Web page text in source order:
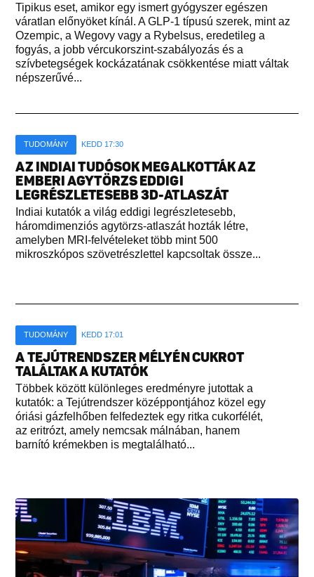
Tipikus eset, amikor egy ismert gyógyszer egészen
váratlan előnyöket kínál. A GLP-1 típusú szerek, mint az
Ozempic, a Wegovy vagy a Rybelsus, eredetileg a
fogyás, a jobb vércukorszint-szabályozás és a
szívbetegségek kockázatának csökkentése miatt váltak
népszerűvé...
TUDOMÁNY KEDD 17:30
AZ INDIAI TUDÓSOK MEGALKOTTÁK AZ
EMBERI AGYTÖRZS EDDIGI
LEGRÉSZLETESEBB 3D-ATLASZÁT
Indiai kutatók a világ eddigi legrészletesebb,
háromdimenziós agytörzs-atlaszát hozták létre,
amelyben MRI-felvételeket több mint 500
mikroszkópos szövetrészlettel kapcsoltak össze...
TUDOMÁNY KEDD 17:01
A TEJÚTRENDSZER MÉLYÉN CUKROT
TALÁLTAK A KUTATÓK
Többek között különleges eredményre jutottak a
kutatók: a Tejútrendszer középpontjához közel egy
óriási gázfelhőben felfedeztek egy ritka cukorfélét,
az eritrózt, amely nemcsak málnában, hanem
barnító krémekben is megtalálható...